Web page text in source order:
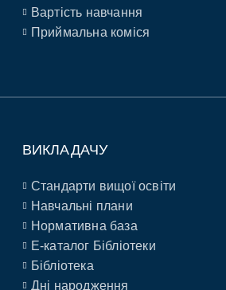
Вартість навчання
Приймальна коміся
ВИКЛАДАЧУ
Стандарти вищої освіти
Навчальні плани
Нормативна база
E-каталог Бібліотеки
Бібліотека
Дні народження